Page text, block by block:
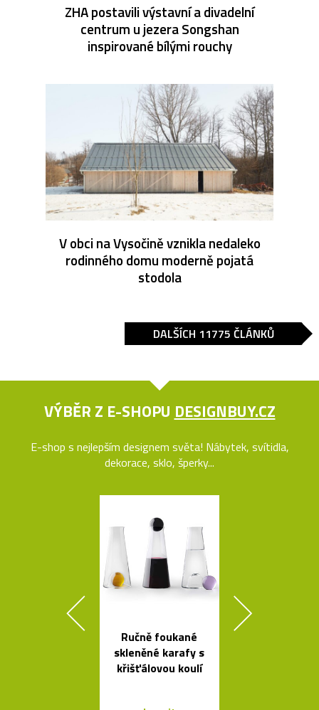
ZHA postavili výstavní a divadelní
centrum u jezera Songshan
inspirované bílými rouchy
V obci na Vysočině vznikla nedaleko
rodinného domu moderně pojatá
stodola
DALŠÍCH 11775 ČLÁNKŮ
VÝBĚR Z E-SHOPU DESIGNBUY.CZ
E-shop s nejlepším designem světa! Nábytek, svítidla,
dekorace, sklo, šperky...
Ručně foukané
skleněné karafy s
křišťálovou koulí